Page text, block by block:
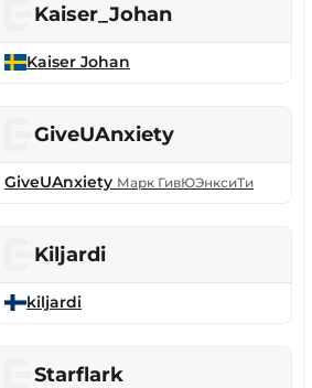
Kaiser_Johan
Kaiser Johan
GiveUAnxiety
GiveUAnxiety Марк ГивЮЭнксиТи
Kiljardi
kiljardi
Starflark